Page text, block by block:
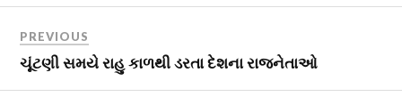
PREVIOUS
ચૂંટણી સમયે રાહુ કાળથી ડરતા દેશના રાજનેતાઓ